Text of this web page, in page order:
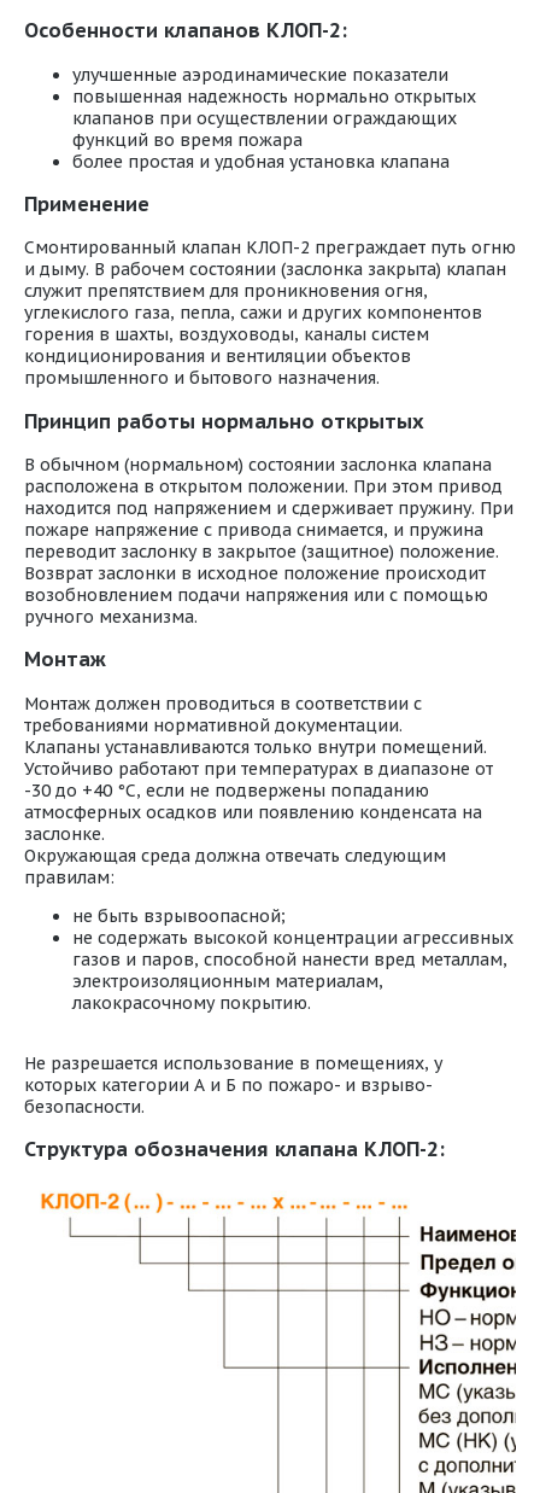
Особенности клапанов КЛОП-2:
улучшенные аэродинамические показатели
повышенная надежность нормально открытых
клапанов при осуществлении ограждающих
функций во время пожара
более простая и удобная установка клапана
Применение
Смонтированный клапан КЛОП-2 преграждает путь огню
и дыму. В рабочем состоянии (заслонка закрыта) клапан
служит препятствием для проникновения огня,
углекислого газа, пепла, сажи и других компонентов
горения в шахты, воздуховоды, каналы систем
кондиционирования и вентиляции объектов
промышленного и бытового назначения.
Принцип работы нормально открытых
В обычном (нормальном) состоянии заслонка клапана
расположена в открытом положении. При этом привод
находится под напряжением и сдерживает пружину. При
пожаре напряжение с привода снимается, и пружина
переводит заслонку в закрытое (защитное) положение.
Возврат заслонки в исходное положение происходит
возобновлением подачи напряжения или с помощью
ручного механизма.
Монтаж
Монтаж должен проводиться в соответствии с
требованиями нормативной документации.
Клапаны устанавливаются только внутри помещений.
Устойчиво работают при температурах в диапазоне от
-30 до +40 °С, если не подвержены попаданию
атмосферных осадков или появлению конденсата на
заслонке.
Окружающая среда должна отвечать следующим
правилам:
не быть взрывоопасной;
не содержать высокой концентрации агрессивных
газов и паров, способной нанести вред металлам,
электроизоляционным материалам,
лакокрасочному покрытию.
Не разрешается использование в помещениях, у
которых категории А и Б по пожаро- и взрыво-
безопасности.
Структура обозначения клапана КЛОП-2: